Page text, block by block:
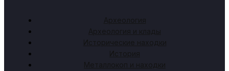
Археология
Археология и клады
Исторические находки
История
Металлокоп и находки